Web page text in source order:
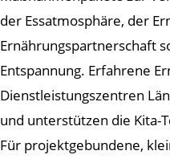
der Essatmosphäre, der
Ernährungspartnerschaft
Entspannung. Erfahrene
Dienstleistungszentren
und unterstützen die Kita-
Für projektgebundene,